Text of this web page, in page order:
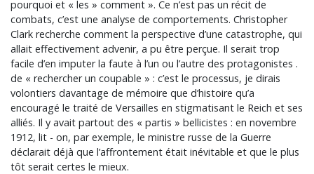
pourquoi et « les » comment ». Ce n’est pas un récit de
combats, c’est une analyse de comportements. Christopher
Clark recherche comment la perspective d’une catastrophe, qui
allait effectivement advenir, a pu être perçue. Il serait trop
facile d’en imputer la faute à l’un ou l’autre des protagonistes .
de « rechercher un coupable » : c’est le processus, je dirais
volontiers davantage de mémoire que d’histoire qu’a
encouragé le traité de Versailles en stigmatisant le Reich et ses
alliés. Il y avait partout des « partis » bellicistes : en novembre
1912, lit - on, par exemple, le ministre russe de la Guerre
déclarait déjà que l’affrontement était inévitable et que le plus
tôt serait certes le mieux.